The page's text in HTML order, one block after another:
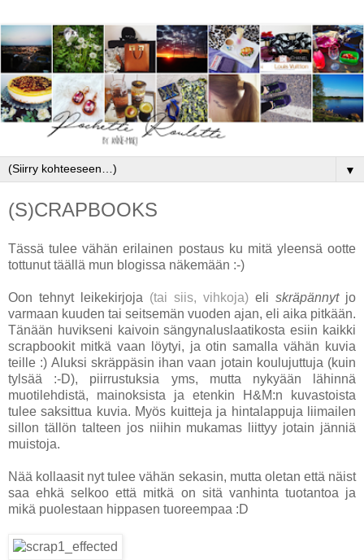
▼
(S)CRAPBOOKS
Tässä tulee vähän erilainen postaus ku mitä yleensä ootte
tottunut täällä mun blogissa näkemään :-)
Oon tehnyt leikekirjoja (tai siis, vihkoja) eli skräpännytjo
varmaan kuuden tai seitsemän vuoden ajan, eli aika pitkään.
Tänään huvikseni kaivoin sängynaluslaatikosta esiin kaikki
scrapbookit mitkä vaan löytyi, ja otin samalla vähän kuvia
teille :) Aluksi skräppäsin ihan vaan jotain koulujuttuja (kuin
tylsää :-D), piirrustuksia yms, mutta nykyään lähinnä
muotilehdistä, mainoksista ja etenkin H&M:n kuvastoista
tulee saksittua kuvia. Myös kuitteja ja hintalappuja liimailen
sillon tällön talteen jos niihin mukamas liittyy jotain jänniä
muistoja.
Nää kollaasit nyt tulee vähän sekasin, mutta oletan että näist
saa ehkä selkoo että mitkä on sitä vanhinta tuotantoa ja
mikä puolestaan hippasen tuoreempaa :D